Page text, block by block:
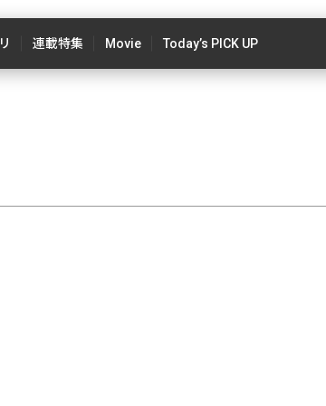
連載特集 Movie Today’s PICK UP